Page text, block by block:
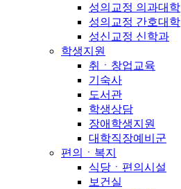
성의교정 의과대학
성의교정 간호대학
성신교정 신학과
학생지원
취ㆍ창업교육
기숙사
도서관
학생상담
장애학생지원
대학직장예비군
편의ㆍ복지
식당ㆍ편의시설
보건실